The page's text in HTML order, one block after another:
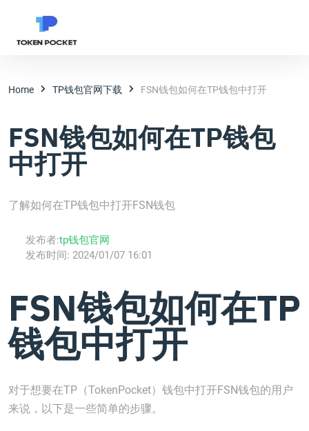
Home TP钱包官网下载 FSN钱包如何在TP钱包中打开
FSN钱包如何在TP钱包
中打开
了解如何在TP钱包中打开FSN钱包
发布者:tp钱包官网
发布时间: 2024/01/07 16:01
FSN钱包如何在TP
钱包中打开
对于想要在TP（TokenPocket）钱包中打开FSN钱包的用户
来说，以下是一些简单的步骤。